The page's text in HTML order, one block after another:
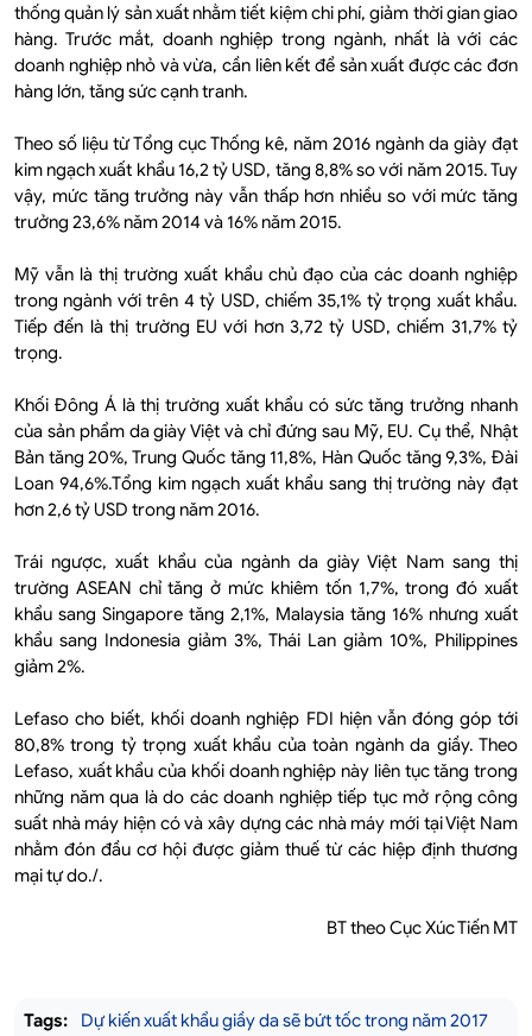
thống quản lý sản xuất nhằm tiết kiệm chi phí, giảm thời gian giao
hàng. Trước mắt, doanh nghiệp trong ngành, nhất là với các
doanh nghiệp nhỏ và vừa, cần liên kết để sản xuất được các đơn
hàng lớn, tăng sức cạnh tranh.
Theo số liệu từ Tổng cục Thống kê, năm 2016 ngành da giày đạt
kim ngạch xuất khẩu 16,2 tỷ USD, tăng 8,8% so với năm 2015. Tuy
vậy, mức tăng trưởng này vẫn thấp hơn nhiều so với mức tăng
trưởng 23,6% năm 2014 và 16% năm 2015.
Mỹ vẫn là thị trường xuất khẩu chủ đạo của các doanh nghiệp
trong ngành với trên 4 tỷ USD, chiếm 35,1% tỷ trọng xuất khẩu.
Tiếp đến là thị trường EU với hơn 3,72 tỷ USD, chiếm 31,7% tỷ
trọng.
Khối Đông Á là thị trường xuất khẩu có sức tăng trưởng nhanh
của sản phẩm da giày Việt và chỉ đứng sau Mỹ, EU. Cụ thể, Nhật
Bản tăng 20%, Trung Quốc tăng 11,8%, Hàn Quốc tăng 9,3%, Đài
Loan 94,6%.Tổng kim ngạch xuất khẩu sang thị trường này đạt
hơn 2,6 tỷ USD trong năm 2016.
Trái ngược, xuất khẩu của ngành da giày Việt Nam sang thị
trường ASEAN chỉ tăng ở mức khiêm tốn 1,7%, trong đó xuất
khẩu sang Singapore tăng 2,1%, Malaysia tăng 16% nhưng xuất
khẩu sang Indonesia giảm 3%, Thái Lan giảm 10%, Philippines
giảm 2%.
Lefaso cho biết, khối doanh nghiệp FDI hiện vẫn đóng góp tới
80,8% trong tỷ trọng xuất khẩu của toàn ngành da giầy. Theo
Lefaso, xuất khẩu của khối doanh nghiệp này liên tục tăng trong
những năm qua là do các doanh nghiệp tiếp tục mở rộng công
suất nhà máy hiện có và xây dựng các nhà máy mới tại Việt Nam
nhằm đón đầu cơ hội được giảm thuế từ các hiệp định thương
mại tự do./.
BT theo Cục Xúc Tiến MT
Tags:
Dự kiến xuất khẩu giầy da sẽ bứt tốc trong năm 2017